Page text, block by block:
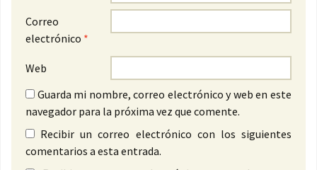
Correo
electrónico *
Web
Guarda mi nombre, correo electrónico y web en este
navegador para la próxima vez que comente.
Recibir un correo electrónico con los siguientes
comentarios a esta entrada.